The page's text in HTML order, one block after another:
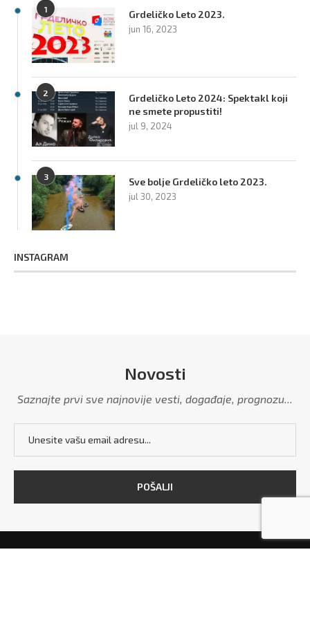
1 Grdeličko Leto 2023.
jun 16, 2023
2
Grdeličko Leto 2024: Spektakl koji
ne smete propustiti!
jul 9, 2024
3 Sve bolje Grdeličko leto 2023.
jul 30, 2023
INSTAGRAM
Novosti
Saznajte prvi sve najnovije vesti, događaje, prognozu...